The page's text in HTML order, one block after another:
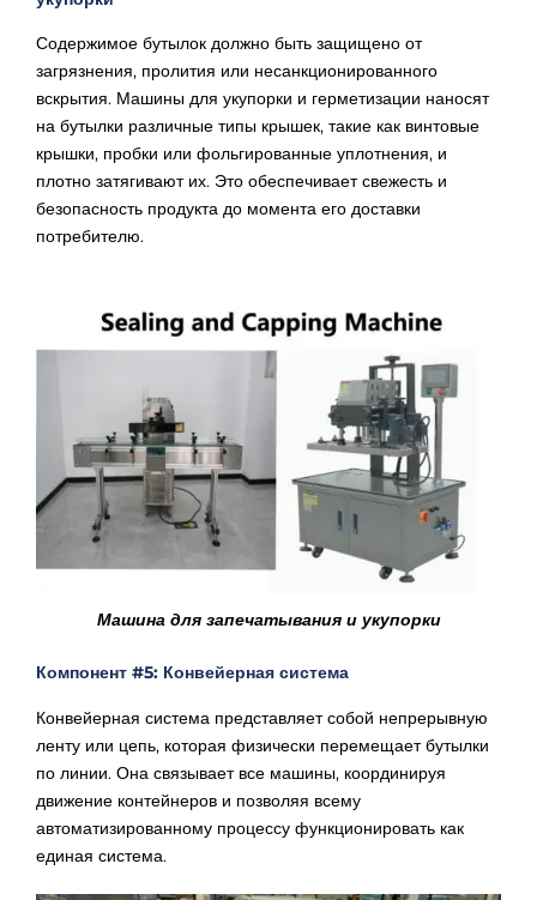
Содержимое бутылок должно быть защищено от
загрязнения, пролития или несанкционированного
вскрытия. Машины для укупорки и герметизации наносят
на бутылки различные типы крышек, такие как винтовые
крышки, пробки или фольгированные уплотнения, и
плотно затягивают их. Это обеспечивает свежесть и
безопасность продукта до момента его доставки
потребителю.
Машина для запечатывания и укупорки
Компонент #5: Конвейерная система
Конвейерная система представляет собой непрерывную
ленту или цепь, которая физически перемещает бутылки
по линии. Она связывает все машины, координируя
движение контейнеров и позволяя всему
автоматизированному процессу функционировать как
единая система.